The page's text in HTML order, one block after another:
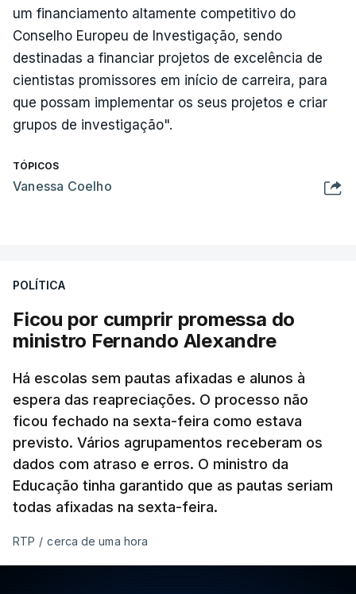
um financiamento altamente competitivo do
Conselho Europeu de Investigação, sendo
destinadas a financiar projetos de excelência de
cientistas promissores em início de carreira, para
que possam implementar os seus projetos e criar
grupos de investigação".
TÓPICOS
Vanessa Coelho
POLÍTICA
Ficou por cumprir promessa do
ministro Fernando Alexandre
Há escolas sem pautas afixadas e alunos à
espera das reapreciações. O processo não
ficou fechado na sexta-feira como estava
previsto. Vários agrupamentos receberam os
dados com atraso e erros. O ministro da
Educação tinha garantido que as pautas seriam
todas afixadas na sexta-feira.
RTP / cerca de uma hora